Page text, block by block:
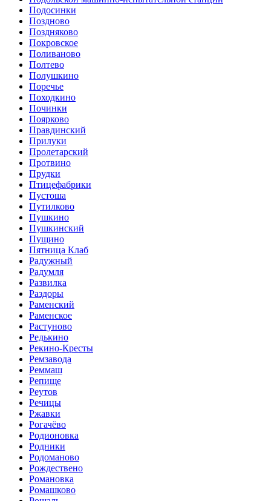
Подосинки
Поздново
Поздняково
Покровское
Поливаново
Полтево
Полушкино
Поречье
Походкино
Починки
Поярково
Правдинский
Прилуки
Пролетарский
Протвино
Прудки
Птицефабрики
Пустоша
Путилково
Пушкино
Пушкинский
Пущино
Пятница Клаб
Радужный
Радумля
Развилка
Раздоры
Раменский
Раменское
Растуново
Редькино
Рекино-Кресты
Ремзавода
Реммаш
Репище
Реутов
Речицы
Ржавки
Рогачёво
Родионовка
Родники
Родоманово
Рождествено
Романовка
Ромашково